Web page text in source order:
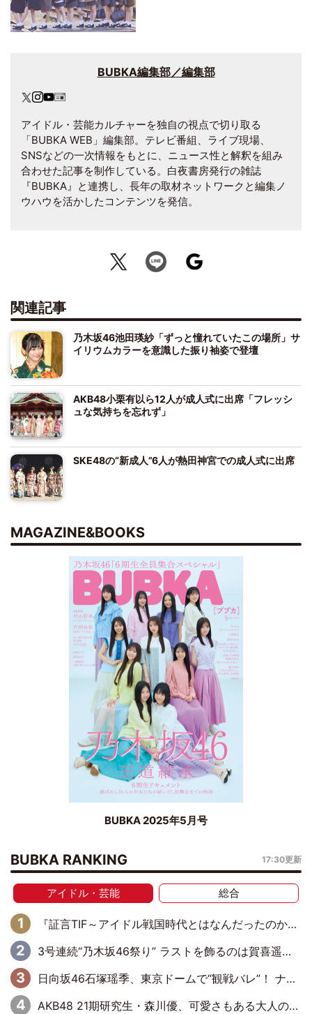
BUBKA編集部／編集部
アイドル・芸能カルチャーを独自の視点で切り取る
「BUBKA WEB」編集部。テレビ番組、ライブ現場、
SNSなどの一次情報をもとに、ニュース性と解釈を組み
合わせた記事を制作している。白夜書房発行の雑誌
『BUBKA』と連携し、長年の取材ネットワークと編集ノ
ウハウを活かしたコンテンツを発信。
関連記事
乃木坂46池田瑛紗「ずっと憧れていたこの場所」サ
イリウムカラーを意識した振り袖姿で登壇
AKB48小栗有以ら12人が成人式に出席「フレッシ
ュな気持ちを忘れず」
SKE48の“新成人”6人が熱田神宮での成人式に出席
MAGAZINE&BOOKS
BUBKA 2025年5月号
BUBKA RANKING 17:30更新
アイドル・芸能 総合
『証言TIF～アイドル戦国時代とはなんだったのか～』第6回：でんぱ組.inc・古川未鈴×相沢梨紗「『ハロプロやりたかったな』って言ったら、夢眠ねむさんに『てめえはでんぱ組．incなんだよ！』って肩パンされて(笑)」
3号連続“乃木坂46祭り” ラストを飾るのは賀喜遥香…5年ぶりの登場に「5年分大人になった私を見ていただけたら」
日向坂46石塚瑶季、東京ドームで“観戦バレ”！ ナイツ・塙も認めた「巨人に詳しすぎるアイドル」は元VENUSスクール生で杉内コーチ推し⁉
AKB48 21期研究生・森川優、可愛さもある大人の女性に